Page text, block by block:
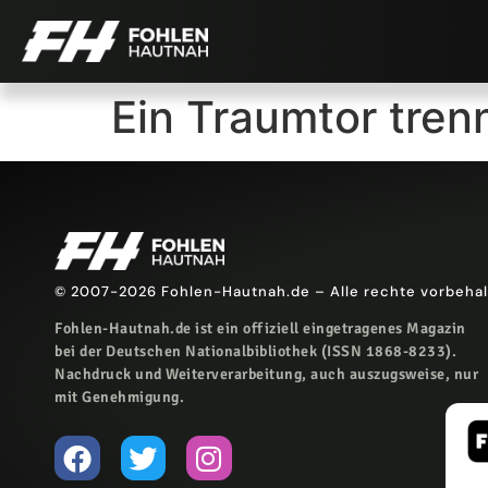
Ein Traumtor
© 2007-2026 Fohlen-Hautnah.de – Alle rechte
Fohlen-Hautnah.de ist ein offiziell eingetragenes Magazin
bei der Deutschen Nationalbibliothek (ISSN 1868-8233).
Nachdruck und Weiterverarbeitung, auch auszugsweise, nur
mit Genehmigung.